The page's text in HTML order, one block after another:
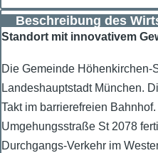
Beschreibung des
Standort mit innovativem
Die Gemeinde Höhenkirchen-
Landeshauptstadt München.
Takt im barrierefreien
Umgehungsstraße St 2078
Durchgangs-Verkehr im